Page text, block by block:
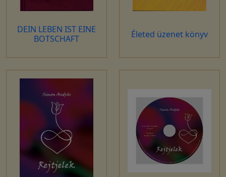
DEIN LEBEN IST EINE
BOTSCHAFT
Életed üzenet könyv